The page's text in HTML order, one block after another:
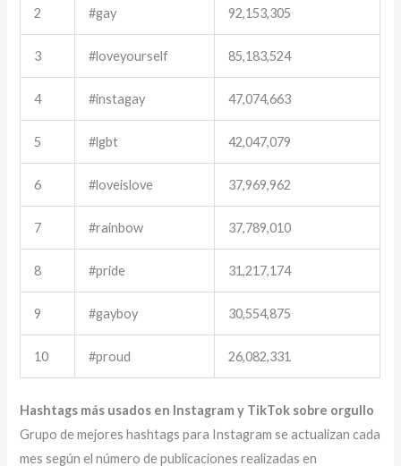
2 #gay 92,153,305
3 #loveyourself 85,183,524
4 #instagay 47,074,663
5 #lgbt 42,047,079
6 #loveislove 37,969,962
7 #rainbow 37,789,010
8 #pride 31,217,174
9 #gayboy 30,554,875
10 #proud 26,082,331
Hashtags más usados en Instagram y TikTok sobre orgullo
Grupo de mejores hashtags para Instagram se actualizan cada
mes según el número de publicaciones realizadas en